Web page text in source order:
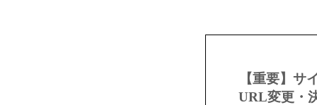
【重要】サ
URL変更・